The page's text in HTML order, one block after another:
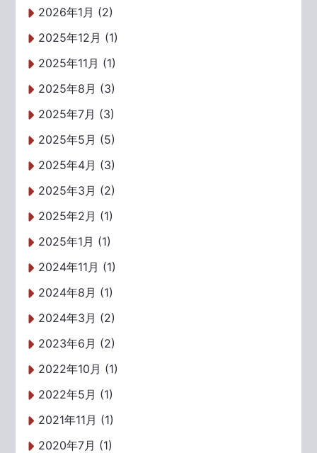
2026年1月 (2)
2025年12月 (1)
2025年11月 (1)
2025年8月 (3)
2025年7月 (3)
2025年5月 (5)
2025年4月 (3)
2025年3月 (2)
2025年2月 (1)
2025年1月 (1)
2024年11月 (1)
2024年8月 (1)
2024年3月 (2)
2023年6月 (2)
2022年10月 (1)
2022年5月 (1)
2021年11月 (1)
2020年7月 (1)